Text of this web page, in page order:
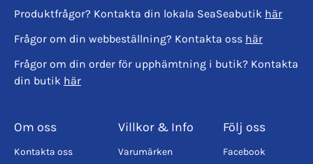
Produktfrågor? Kontakta din lokala SeaSeabutik här
Frågor om din webbeställning? Kontakta oss här
Frågor om din order för upphämtning i butik? Kontakta
din butik här
Om oss
Kontakta oss
Villkor & Info
Varumärken
Följ oss
Facebook